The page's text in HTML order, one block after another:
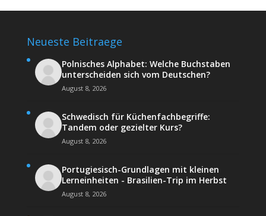
Neueste Beitraege
Polnisches Alphabet: Welche Buchstaben
unterscheiden sich vom Deutschen?
August 8, 2026
Schwedisch für Küchenfachbegriffe:
Tandem oder gezielter Kurs?
August 8, 2026
Portugiesisch-Grundlagen mit kleinen
Lerneinheiten - Brasilien-Trip im Herbst
August 8, 2026